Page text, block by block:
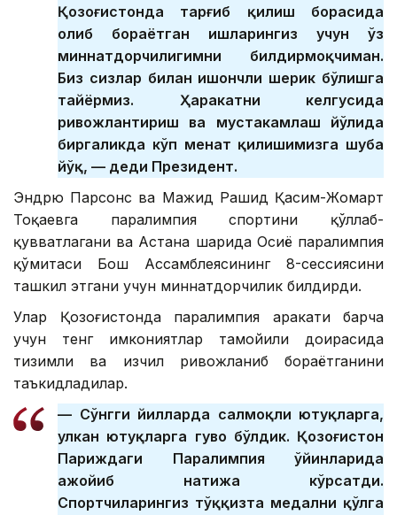
Қозоғистонда тарғиб қилиш борасида
олиб бораётган ишларингиз учун ўз
миннатдорчилигимни билдирмоқчиман.
Биз сизлар билан ишончли шерик бўлишга
тайёрмиз. Ҳаракатни келгусида
ривожлантириш ва мустаҳкамлаш йўлида
биргаликда кўп меҳнат қилишимизга шубҳа
йўқ, — деди Президент.
Эндрю Парсонс ва Мажид Рашид Қасим-Жомарт
Тоқаевга паралимпия спортини қўллаб-
қувватлагани ва Астана шаҳрида Осиё паралимпия
қўмитаси Бош Ассамблеясининг 8-сессиясини
ташкил этгани учун миннатдорчилик билдирди.
Улар Қозоғистонда паралимпия ҳаракати барча
учун тенг имкониятлар тамойили доирасида
тизимли ва изчил ривожланиб бораётганини
таъкидладилар.
— Сўнгги йилларда салмоқли ютуқларга,
улкан ютуқларга гувоҳ бўлдик. Қозоғистон
Париждаги Паралимпия ўйинларида
ажойиб натижа кўрсатди.
Спортчиларингиз тўққизта медални қўлга